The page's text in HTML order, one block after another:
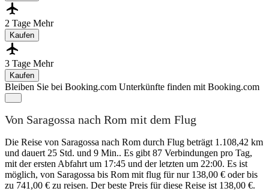
2 Tage Mehr
Kaufen
3 Tage Mehr
Kaufen
Bleiben Sie bei Booking.com Unterkünfte finden mit Booking.com
Von Saragossa nach Rom mit dem Flug
Die Reise von Saragossa nach Rom durch Flug beträgt 1.108,42 km
und dauert 25 Std. und 9 Min.. Es gibt 87 Verbindungen pro Tag,
mit der ersten Abfahrt um 17:45 und der letzten um 22:00. Es ist
möglich, von Saragossa bis Rom mit flug für nur 138,00 € oder bis
zu 741,00 € zu reisen. Der beste Preis für diese Reise ist 138,00 €.